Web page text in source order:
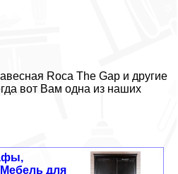
Roca The Gap и другие
вот Вам одна из наших
для